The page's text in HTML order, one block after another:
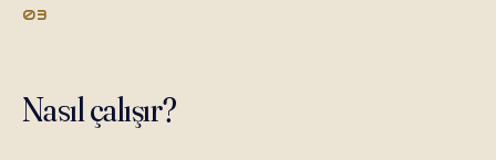
03
Nasıl çalışır?